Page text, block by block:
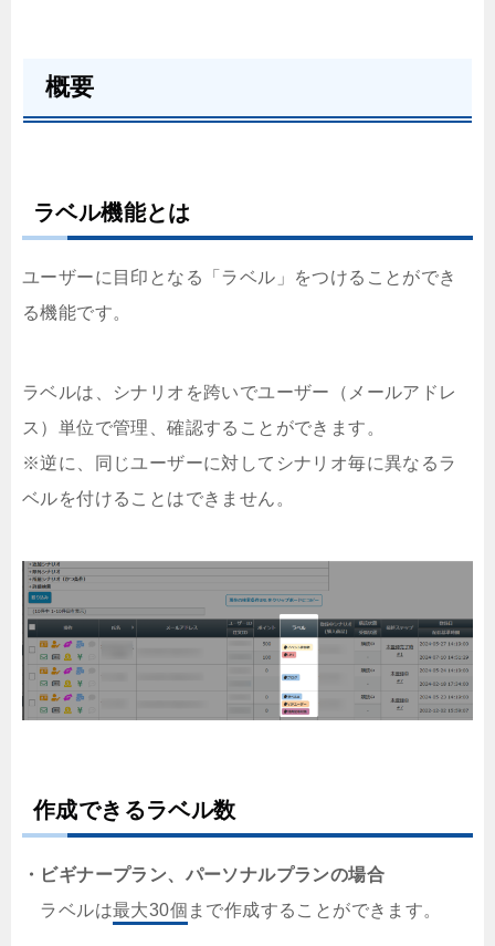
概要
ラベル機能とは
ユーザーに目印となる「ラベル」をつけることができ
る機能です。
ラベルは、シナリオを跨いでユーザー（メールアドレ
ス）単位で管理、確認することができます。
※逆に、同じユーザーに対してシナリオ毎に異なるラ
ベルを付けることはできません。
作成できるラベル数
・ビギナープラン、パーソナルプランの場合
ラベルは最大30個 まで作成することができます。